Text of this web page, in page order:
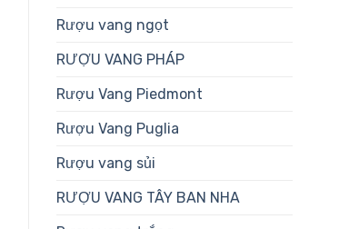
Rượu vang ngọt
RƯỢU VANG PHÁP
Rượu Vang Piedmont
Rượu Vang Puglia
Rượu vang sủi
RƯỢU VANG TÂY BAN NHA